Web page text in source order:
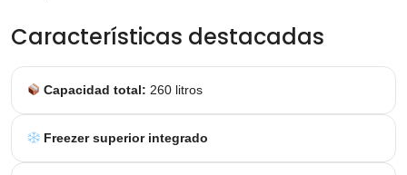
Características destacadas
Capacidad total: 260 litros
Freezer superior integrado